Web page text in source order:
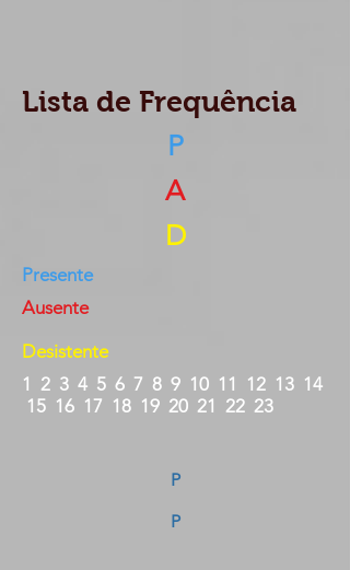
Lista de Frequência
P
A
D
Presente
Ausente
Desistente
1 2 3 4 5 6 7 8 9 10 11 12 13 14
15 16 17 18 19 20 21 22 23
P
P